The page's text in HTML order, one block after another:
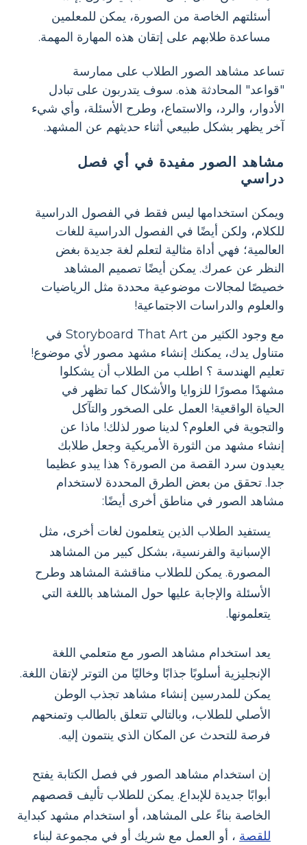
أسئلتهم الخاصة من الصورة، يمكن للمعلمين
مساعدة طلابهم على إتقان هذه المهارة المهمة.
تساعد مشاهد الصور الطلاب على ممارسة
"قواعد" المحادثة هذه. سوف يتدربون على تبادل
الأدوار، والرد، والاستماع، وطرح الأسئلة، وأي شيء
آخر يظهر بشكل طبيعي أثناء حديثهم عن المشهد.
مشاهد الصور مفيدة في أي فصل
دراسي
ويمكن استخدامها ليس فقط في الفصول الدراسية
للكلام، ولكن أيضًا في الفصول الدراسية للغات
العالمية؛ فهي أداة مثالية لتعلم لغة جديدة بغض
النظر عن عمرك. يمكن أيضًا تصميم المشاهد
خصيصًا لمجالات موضوعية محددة مثل الرياضيات
والعلوم والدراسات الاجتماعية!
مع وجود الكثير من Storyboard That Art في
متناول يدك، يمكنك إنشاء مشهد مصور لأي موضوع!
تعليم الهندسة ؟ اطلب من الطلاب أن يشكلوا
مشهدًا مصورًا للزوايا والأشكال كما تظهر في
الحياة الواقعية! العمل على الصخور والتآكل
والتجوية في العلوم؟ لدينا صور لذلك! ماذا عن
إنشاء مشهد من الثورة الأمريكية وجعل طلابك
يعيدون سرد القصة من الصورة؟ هذا يبدو عظيما
جدا. تحقق من بعض الطرق المحددة لاستخدام
مشاهد الصور في مناطق أخرى أيضًا:
يستفيد الطلاب الذين يتعلمون لغات أخرى، مثل
الإسبانية والفرنسية، بشكل كبير من المشاهد
المصورة. يمكن للطلاب مناقشة المشاهد وطرح
الأسئلة والإجابة عليها حول المشاهد باللغة التي
يتعلمونها.
يعد استخدام مشاهد الصور مع متعلمي اللغة
الإنجليزية أسلوبًا جذابًا وخاليًا من التوتر لإتقان اللغة.
يمكن للمدرسين إنشاء مشاهد تجذب الوطن
الأصلي للطلاب، وبالتالي تتعلق بالطالب وتمنحهم
فرصة للتحدث عن المكان الذي ينتمون إليه.
إن استخدام مشاهد الصور في فصل الكتابة يفتح
أبوابًا جديدة للإبداع. يمكن للطلاب تأليف قصصهم
الخاصة بناءً على المشاهد، أو استخدام مشهد كبداية
للقصة ، أو العمل مع شريك أو في مجموعة لبناء